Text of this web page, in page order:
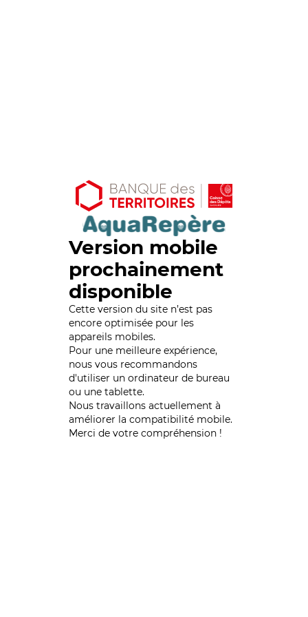
Version mobile
prochainement
disponible
Cette version du site n’est pas
encore optimisée pour les
appareils mobiles.
Pour une meilleure expérience,
nous vous recommandons
d'utiliser un ordinateur de bureau
ou une tablette.
Nous travaillons actuellement à
améliorer la compatibilité mobile.
Merci de votre compréhension !